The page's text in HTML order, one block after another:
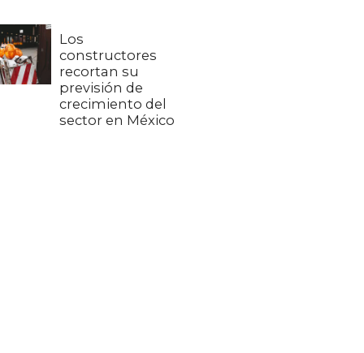
Los
constructores
recortan su
previsión de
crecimiento del
sector en México